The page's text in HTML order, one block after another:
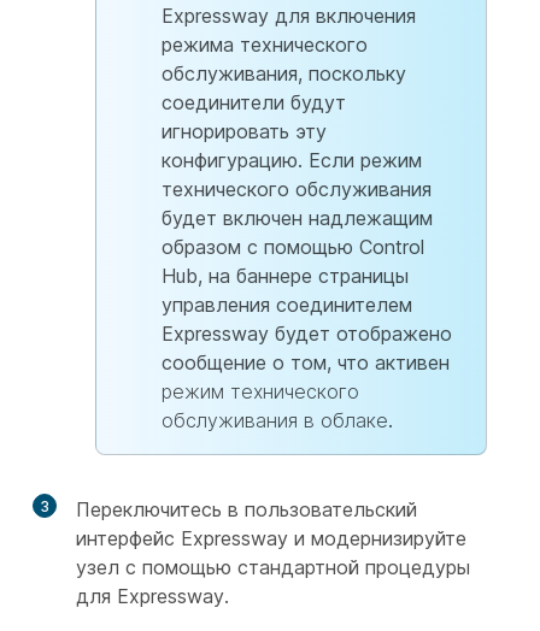
Expressway для включения
режима технического
обслуживания, поскольку
соединители будут
игнорировать эту
конфигурацию. Если режим
технического обслуживания
будет включен надлежащим
образом с помощью Control
Hub, на баннере страницы
управления соединителем
Expressway будет отображено
сообщение о том, что активен
режим технического
обслуживания в облаке.
3
Переключитесь в пользовательский
интерфейс Expressway и модернизируйте
узел с помощью стандартной процедуры
для Expressway.